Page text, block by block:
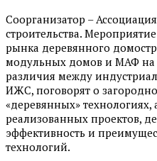
Соорганизатор –
строительства.
рынка деревянного
модульных домов и МАФ на
различия между
ИЖС, поговорят о
«деревянных» технологиях,
реализованных проектов,
эффективность и
технологий.